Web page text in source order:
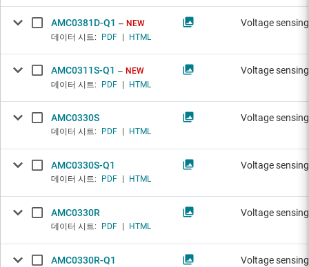
AMC0381D-Q1
NEW
데이터 시트:
PDF HTML
Voltage sensing
AMC0311S-Q1
NEW
데이터 시트:
PDF HTML
Voltage sensing
AMC0330S
데이터 시트: PDF HTML
Voltage sensing
AMC0330S-Q1
데이터 시트: PDF HTML
Voltage sensing
AMC0330R
데이터 시트: PDF HTML
Voltage sensing
AMC0330R-Q1 Voltage sensing